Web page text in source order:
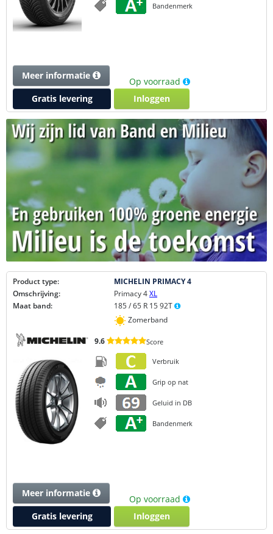
Bandenmerk
Op voorraad
Inloggen
Meer informatie
Gratis levering
Product type:
MICHELIN PRIMACY 4
Omschrijving:
Primacy 4XL
Maat band:
185 / 65 R 15 92T
Zomerband
9.6 Score
Verbruik
Grip op nat
Geluid in DB
Bandenmerk
Op voorraad
Inloggen
Meer informatie
Gratis levering